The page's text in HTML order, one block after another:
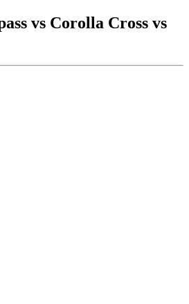
vs Corolla Cross vs